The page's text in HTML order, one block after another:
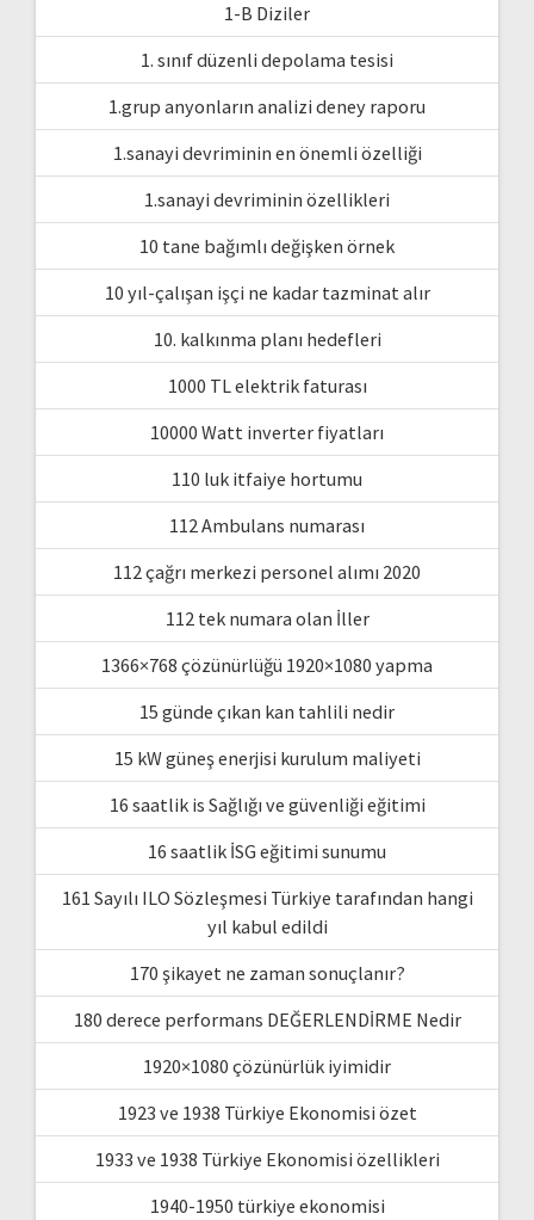
1-B Diziler
1. sınıf düzenli depolama tesisi
1.grup anyonların analizi deney raporu
1.sanayi devriminin en önemli özelliği
1.sanayi devriminin özellikleri
10 tane bağımlı değişken örnek
10 yıl-çalışan işçi ne kadar tazminat alır
10. kalkınma planı hedefleri
1000 TL elektrik faturası
10000 Watt inverter fiyatları
110 luk itfaiye hortumu
112 Ambulans numarası
112 çağrı merkezi personel alımı 2020
112 tek numara olan İller
1366×768 çözünürlüğü 1920×1080 yapma
15 günde çıkan kan tahlili nedir
15 kW güneş enerjisi kurulum maliyeti
16 saatlik is Sağlığı ve güvenliği eğitimi
16 saatlik İSG eğitimi sunumu
161 Sayılı ILO Sözleşmesi Türkiye tarafından hangi
yıl kabul edildi
170 şikayet ne zaman sonuçlanır?
180 derece performans DEĞERLENDİRME Nedir
1920×1080 çözünürlük iyimidir
1923 ve 1938 Türkiye Ekonomisi özet
1933 ve 1938 Türkiye Ekonomisi özellikleri
1940-1950 türkiye ekonomisi